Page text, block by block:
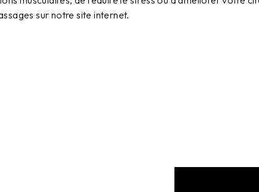
sur notre site internet.